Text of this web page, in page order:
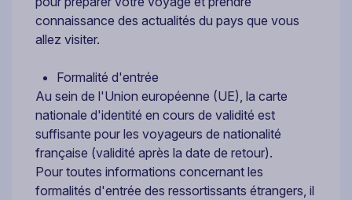
connaissance des actualités du pays que vous
allez visiter.
Formalité d'entrée
Au sein de l'Union européenne (UE), la carte
nationale d'identité en cours de validité est
suffisante pour les voyageurs de nationalité
française (validité après la date de retour).
Pour toutes informations concernant les
formalités d'entrée des ressortissants étrangers, il